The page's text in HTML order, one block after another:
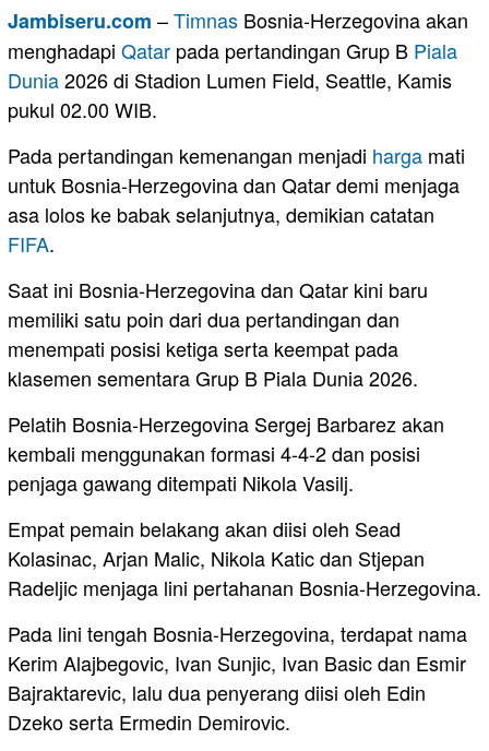
Jambiseru.com –Timnas Bosnia-Herzegovina akan
menghadapi Qatar pada pertandingan Grup B Piala
Dunia2026 di Stadion Lumen Field, Seattle, Kamis
pukul 02.00 WIB.
Pada pertandingan kemenangan menjadi harga mati
untuk Bosnia-Herzegovina dan Qatar demi menjaga
asa lolos ke babak selanjutnya, demikian catatan
FIFA.
Saat ini Bosnia-Herzegovina dan Qatar kini baru
memiliki satu poin dari dua pertandingan dan
menempati posisi ketiga serta keempat pada
klasemen sementara Grup B Piala Dunia 2026.
Pelatih Bosnia-Herzegovina Sergej Barbarez akan
kembali menggunakan formasi 4-4-2 dan posisi
penjaga gawang ditempati Nikola Vasilj.
Empat pemain belakang akan diisi oleh Sead
Kolasinac, Arjan Malic, Nikola Katic dan Stjepan
Radeljic menjaga lini pertahanan Bosnia-Herzegovina.
Pada lini tengah Bosnia-Herzegovina, terdapat nama
Kerim Alajbegovic, Ivan Sunjic, Ivan Basic dan Esmir
Bajraktarevic, lalu dua penyerang diisi oleh Edin
Dzeko serta Ermedin Demirovic.